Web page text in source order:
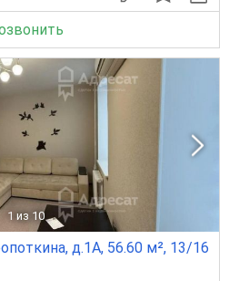
1 из 10
д.1А, 56.60 м², 13/16